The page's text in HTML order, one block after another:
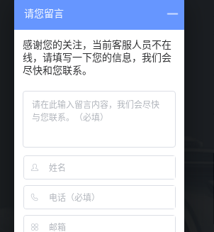
关于卡伊瓦
产品中心
专利证书
新闻中心
商务合作
联系我们
请您留言
感谢您的关注，当前客服人员不在
线，请填写一下您的信息，我们会
尽快和您联系。